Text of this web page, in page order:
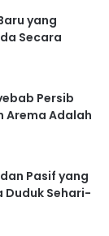
yang
Secara
Persib
Arema Adalah
Pasif yang
Duduk Sehari-